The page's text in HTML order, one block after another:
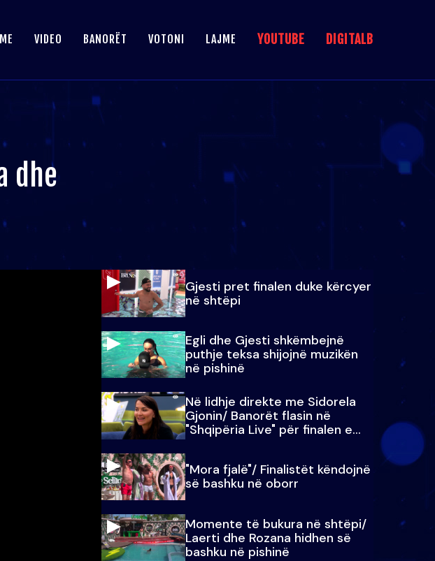
VIDEO BANORËT VOTONI LAJME YOUTUBE DIGITALB
dhe
Gjesti pret finalen duke kërcyer
në shtëpi
Egli dhe Gjesti shkëmbejnë
puthje teksa shijojnë muzikën
në pishinë
Në lidhje direkte me Sidorela
Gjonin/ Banorët flasin në
"Shqipëria Live" për finalen e
madhe
"Mora fjalë"/ Finalistët këndojnë
së bashku në oborr
Momente të bukura në shtëpi/
Laerti dhe Rozana hidhen së
bashku në pishinë